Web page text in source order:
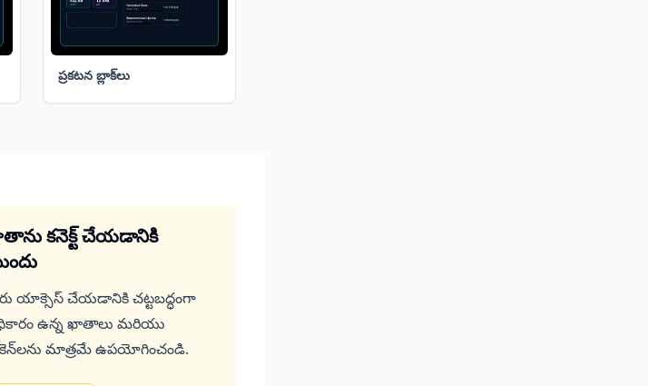
ప్రకటన బ్లాక్‌లు
కనెక్ట్ చేయడానికి
యాక్సెస్ చేయడానికి చట్టబద్ధంగా
ఉన్న ఖాతాలు మరియు
మాత్రమే ఉపయోగించండి.